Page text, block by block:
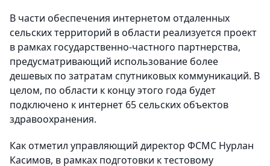
В части обеспечения интернетом отдаленных
сельских территорий в области реализуется проект
в рамках государственно-частного партнерства,
предусматривающий использование более
дешевых по затратам спутниковых коммуникаций. В
целом, по области к концу этого года будет
подключено к интернет 65 сельских объектов
здравоохранения.
Как отметил управляющий директор ФСМС Нурлан
Касимов, в рамках подготовки к тестовому